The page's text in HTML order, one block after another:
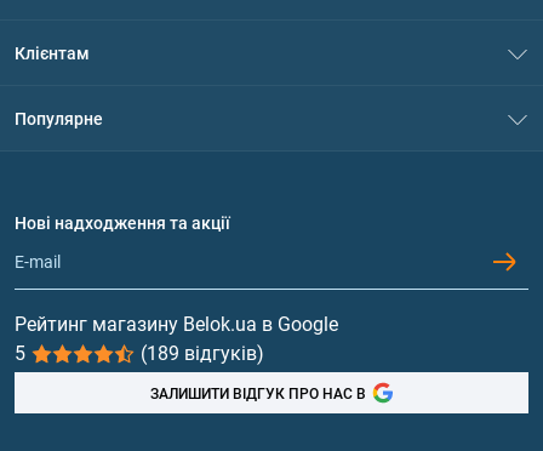
Політика конфіденційності
Обмін та повернення
Клієнтам
Популярне
Протеїн
Гейнери
Вітаміни та мінерали
Риб'ячий жир, жирні кислоти
Нові надходження та акції
Рейтинг магазину Belok.ua в Google
5
(189 відгуків)
ЗАЛИШИТИ ВІДГУК ПРО НАС В